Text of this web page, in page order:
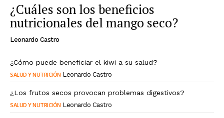
¿Cuáles son los beneficios
nutricionales del mango seco?
Leonardo Castro
¿Cómo puede beneficiar el kiwi a su salud?
SALUD Y NUTRICIÓN Leonardo Castro
¿Los frutos secos provocan problemas digestivos?
SALUD Y NUTRICIÓN Leonardo Castro